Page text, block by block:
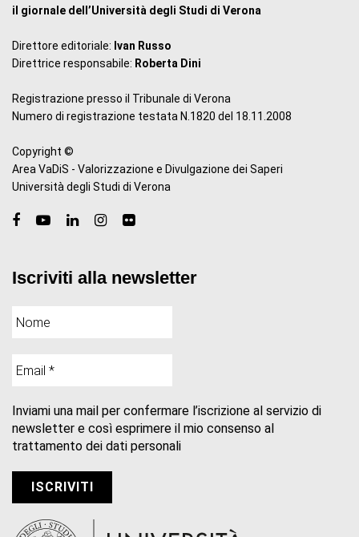
il giornale dell’Università degli Studi di Verona
Direttore editoriale: Ivan Russo
Direttrice responsabile: Roberta Dini
Registrazione presso il Tribunale di Verona
Numero di registrazione testata N.1820 del 18.11.2008
Copyright ©
Area VaDiS - Valorizzazione e Divulgazione dei Saperi
Università degli Studi di Verona
Iscriviti alla newsletter
Inviami una mail per confermare l’iscrizione al servizio di
newsletter e così esprimere il mio consenso al
trattamento dei dati personali